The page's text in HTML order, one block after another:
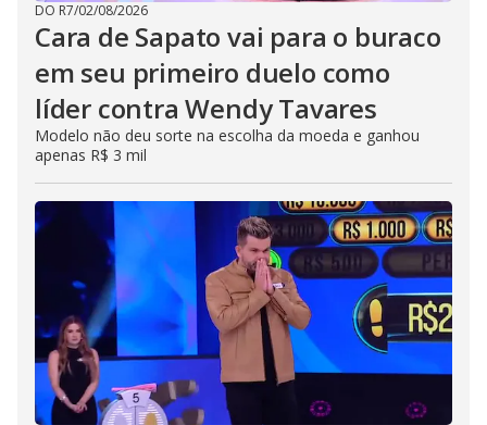
DO R7/02/08/2026
Cara de Sapato vai para o buraco
em seu primeiro duelo como
líder contra Wendy Tavares
Modelo não deu sorte na escolha da moeda e ganhou
apenas R$ 3 mil